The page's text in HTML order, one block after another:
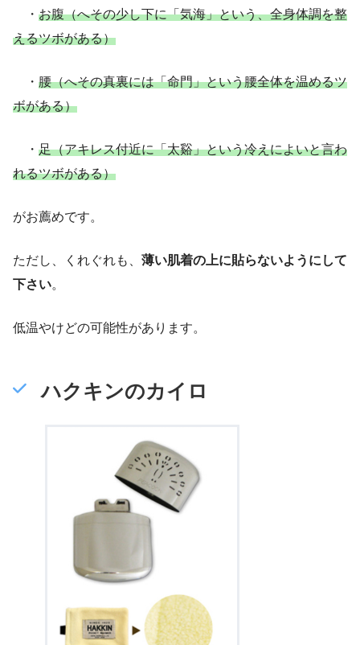
・ お腹（へその少し下に「気海」という、全身体調を整
えるツボがある）
・ 腰（へその真裏には「命門」という腰全体を温めるツ
ボがある）
・ 足（アキレス付近に「太谿」という冷えによいと言わ
れるツボがある）
がお薦めです。
ただし、くれぐれも、 薄い肌着の上に貼らないようにして
下さい。
低温やけどの可能性があります。
ハクキンのカイロ